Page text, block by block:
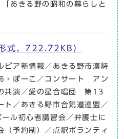
あきる野の昭和の暮らしと
式、722.72KB）
ア塾情報／あきる野市漢詩
・ぽーこ／コンサート アン
共演／愛の星合唱団 第13
ト／あきる野市合気道連盟／
ル初心者講習会／弁護士に
（予約制）／点訳ボランティ